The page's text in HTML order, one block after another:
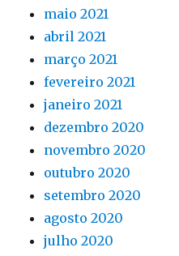
maio 2021
abril 2021
março 2021
fevereiro 2021
janeiro 2021
dezembro 2020
novembro 2020
outubro 2020
setembro 2020
agosto 2020
julho 2020